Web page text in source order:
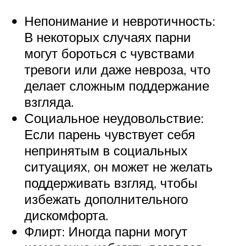
Непонимание и невротичность:
В некоторых случаях парни
могут бороться с чувствами
тревоги или даже невроза, что
делает сложным поддержание
взгляда.
Социальное неудовольствие:
Если парень чувствует себя
непринятым в социальных
ситуациях, он может не желать
поддерживать взгляд, чтобы
избежать дополнительного
дискомфорта.
Флирт: Иногда парни могут